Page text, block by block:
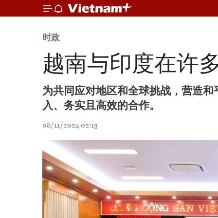
时政
越南与印度在许
为共同应对地区和全球挑战，营造
入、务实且高效的合作。
08/11/2024 02:13